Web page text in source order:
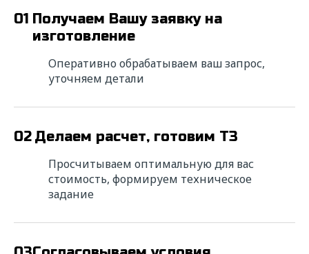
01 Получаем Вашу заявку на
изготовление
Оперативно обрабатываем ваш запрос,
уточняем детали
02 Делаем расчет, готовим ТЗ
Просчитываем оптимальную для вас
стоимость, формируем техническое
задание